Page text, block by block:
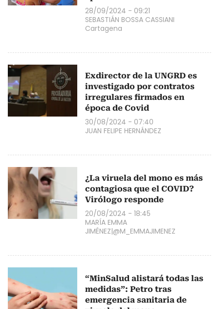
28/09/2024 - 09:21
SEBASTIÁN BOSSA CASSIANI
Cartagena
Exdirector de la UNGRD es
investigado por contratos
irregulares firmados en
época de Covid
30/08/2024 - 07:40
JUAN FELIPE HERNÁNDEZ
¿La viruela del mono es más
contagiosa que el COVID?
Virólogo responde
20/08/2024 - 18:45
MARÍA EMMA
JIMÉNEZ|@M_EMMAJIMENEZ
“MinSalud alistará todas las
medidas”: Petro tras
emergencia sanitaria de